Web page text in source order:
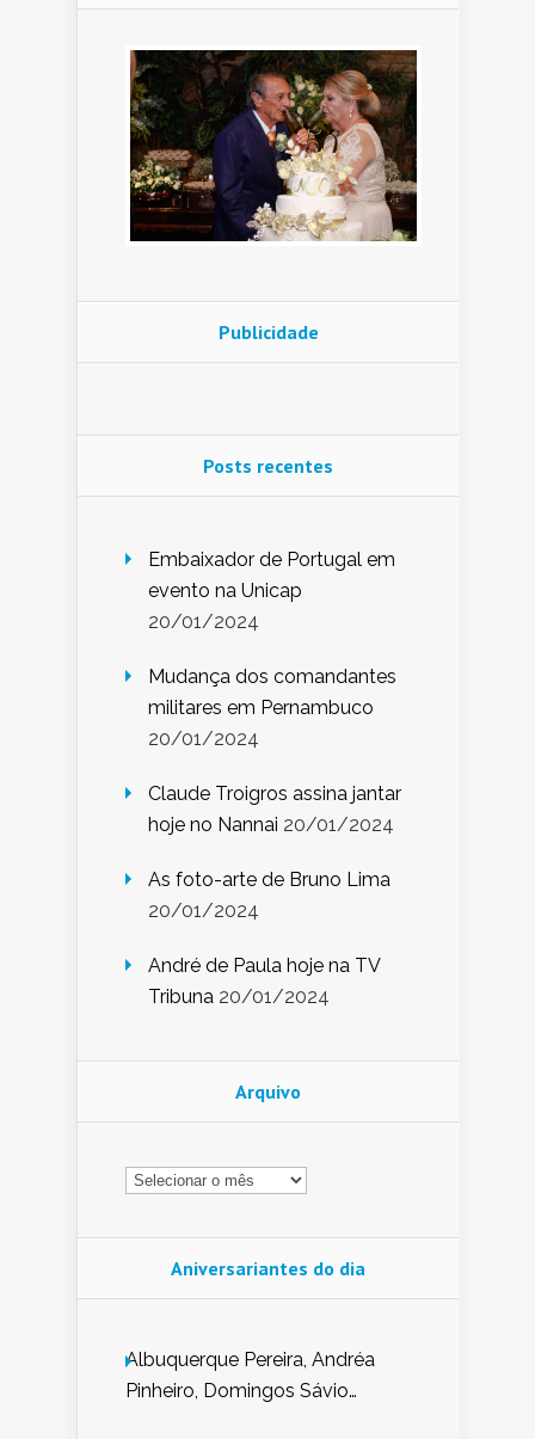
Publicidade
Posts recentes
Embaixador de Portugal em
evento na Unicap
20/01/2024
Mudança dos comandantes
militares em Pernambuco
20/01/2024
Claude Troigros assina jantar
hoje no Nannai 20/01/2024
As foto-arte de Bruno Lima
20/01/2024
André de Paula hoje na TV
Tribuna 20/01/2024
Arquivo
Arquivo
Aniversariantes do dia
Albuquerque Pereira, Andréa
Pinheiro, Domingos Sávio